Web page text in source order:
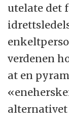
utelate det
verdenen
at en